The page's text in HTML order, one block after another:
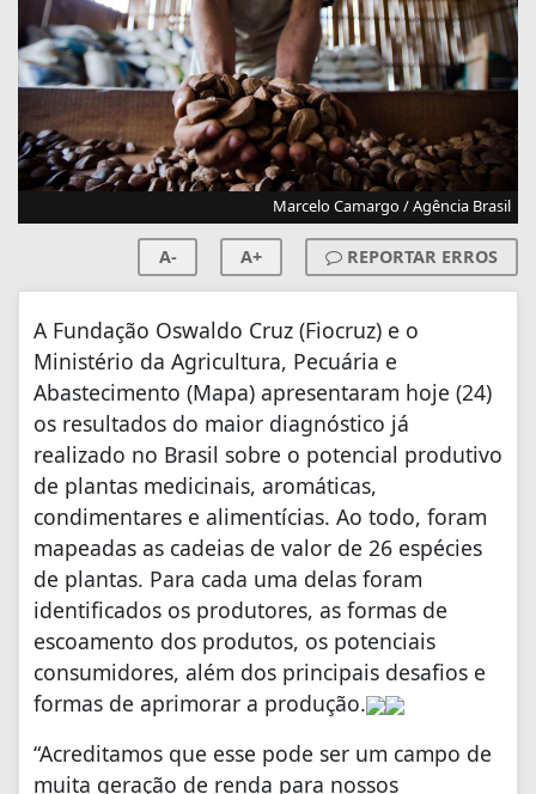
Marcelo Camargo / Agência Brasil
A- A+ REPORTAR ERROS
A Fundação Oswaldo Cruz (Fiocruz) e o
Ministério da Agricultura, Pecuária e
Abastecimento (Mapa) apresentaram hoje (24)
os resultados do maior diagnóstico já
realizado no Brasil sobre o potencial produtivo
de plantas medicinais, aromáticas,
condimentares e alimentícias. Ao todo, foram
mapeadas as cadeias de valor de 26 espécies
de plantas. Para cada uma delas foram
identificados os produtores, as formas de
escoamento dos produtos, os potenciais
consumidores, além dos principais desafios e
formas de aprimorar a produção.
“Acreditamos que esse pode ser um campo de
muita geração de renda para nossos